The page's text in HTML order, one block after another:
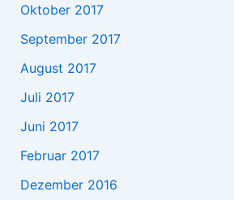
Oktober 2017
September 2017
August 2017
Juli 2017
Juni 2017
Februar 2017
Dezember 2016